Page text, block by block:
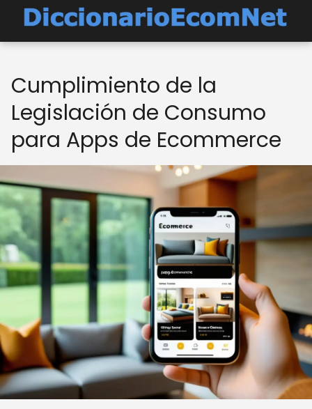
Cumplimiento de la
Legislación de Consumo
para Apps de Ecommerce